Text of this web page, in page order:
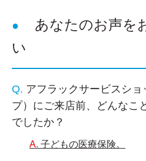
あなたのお声を
い
アフラックサービスシ
プ）にご来店前、どんなこ
でしたか？
子どもの医療保険。